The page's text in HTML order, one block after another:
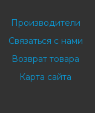
Производители
Связаться с нами
Возврат товара
Карта сайта